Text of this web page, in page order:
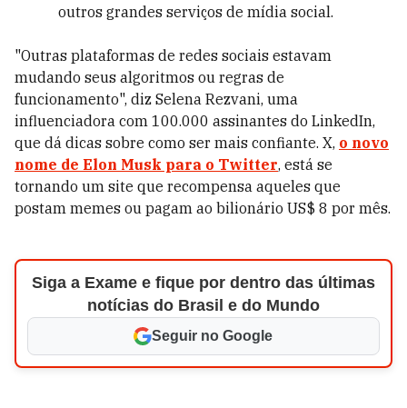
outros grandes serviços de mídia social.
"Outras plataformas de redes sociais estavam
mudando seus algoritmos ou regras de
funcionamento", diz Selena Rezvani, uma
influenciadora com 100.000 assinantes do LinkedIn,
que dá dicas sobre como ser mais confiante. X, o novo
nome de Elon Musk para o Twitter, está se
tornando um site que recompensa aqueles que
postam memes ou pagam ao bilionário US$ 8 por mês.
Siga a Exame e fique por dentro das últimas
notícias do Brasil e do Mundo
Seguir no Google